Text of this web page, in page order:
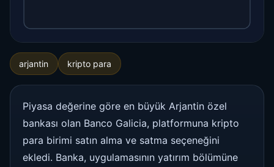
arjantin kripto para
Piyasa değerine göre en büyük Arjantin özel
bankası olan Banco Galicia, platformuna kripto
para birimi satın alma ve satma seçeneğini
ekledi. Banka, uygulamasının yatırım bölümüne